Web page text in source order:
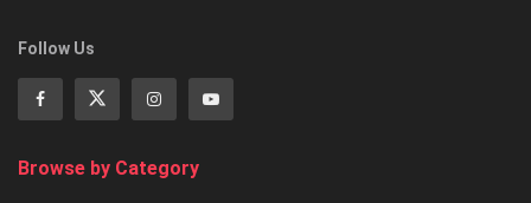
Follow Us
Browse by Category